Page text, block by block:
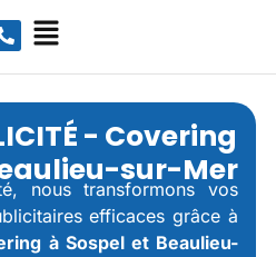
- Covering
sur-Mer
nous transformons vos
efficaces grâce à
à Sospel et Beaulieu-